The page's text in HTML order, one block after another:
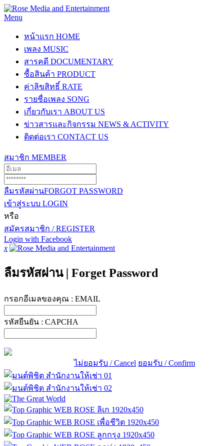
Menu
หน้าแรก HOME
เพลง MUSIC
สารคดี DOCUMENTARY
ซื้อสินค้า PRODUCT
ค่าลิขสิทธิ์ RATE
รายชื่อเพลง SONG
เกี่ยวกับเรา ABOUT US
ข่าวสารและกิจกรรม NEWS & ACTIVITY
ติดต่อเรา CONTACT US
สมาชิก MEMBER
ลืมรหัสผ่านFORGOT PASSWORD
เข้าสู่ระบบ LOGIN
หรือ
สมัครสมาชิก / REGISTER
Login with Facebook
x
ลืมรหัสผ่าน | Forget Password
กรอกอีเมลของคุณ : EMAIL
รหัสยืนยัน : CAPCHA
ไม่ยอมรับ / Cancel ยอมรับ / Confirm